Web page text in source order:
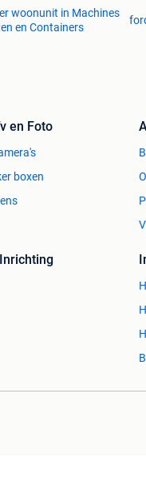
woonunit in Machines
en Containers
en Foto
boxen